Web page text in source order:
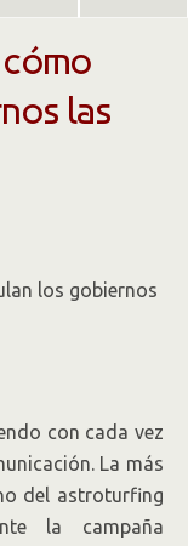
las
con cada vez
La más
del astroturfing
la campaña